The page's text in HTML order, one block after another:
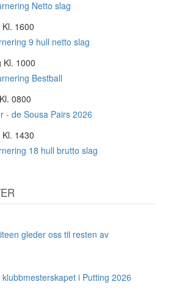
Netto slag
1600
9 hull netto slag
Kl. 1000
Bestball
0800
- de Sousa Pairs 2026
1430
18 hull brutto slag
gleder oss til resten av
i Putting 2026